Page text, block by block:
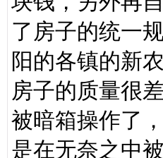
了房子的统一
阳的各镇的新
房子的质量很
被暗箱操作了
是在无奈之中